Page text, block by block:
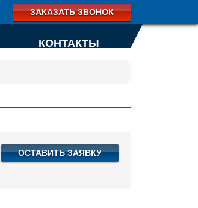
КОНТАКТЫ
ЗАКАЗАТЬ ЗВОНОК
ОСТАВИТЬ ЗАЯВКУ